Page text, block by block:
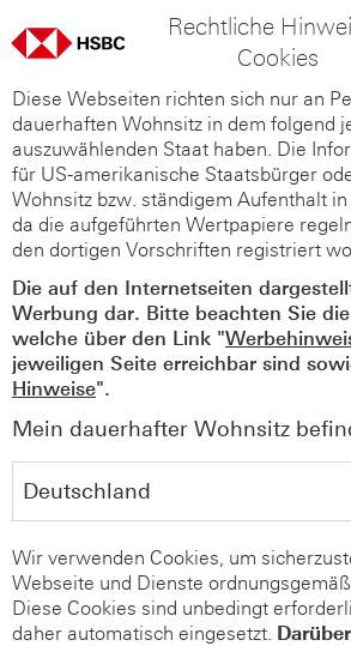
Rechtliche
Cookies
Diese Webseiten richten sich nur an
dauerhaften Wohnsitz in dem folgend
auszuwählenden Staat haben. Die
für US-amerikanische Staatsbürger
Wohnsitz bzw. ständigem Aufenthalt
da die aufgeführten Wertpapiere
den dortigen Vorschriften registriert
Die auf den Internetseiten
Werbung dar. Bitte beachten Sie
welche über den Link "
jeweiligen Seite erreichbar sind
Hinweise".
Mein dauerhafter Wohnsitz
Wir verwenden Cookies, um
Webseite und Dienste
Diese Cookies sind unbedingt
daher automatisch eingesetzt.